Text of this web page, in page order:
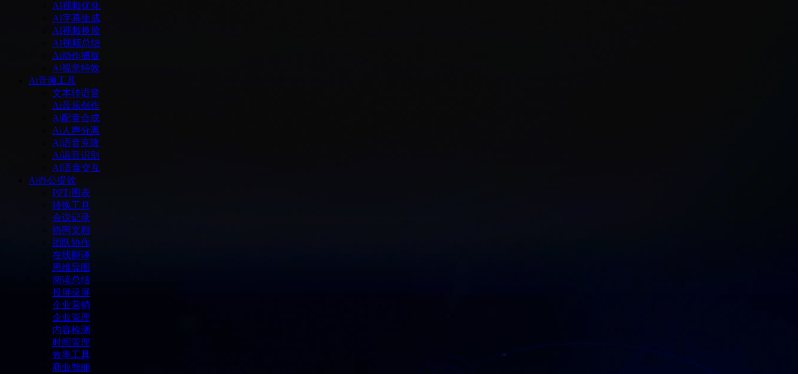
AI视频优化
AI字幕生成
AI视频换脸
AI视频总结
Ai动作捕捉
Ai视觉特效
Ai音频工具
文本转语音
Ai音乐创作
Ai配音合成
Ai人声分离
Ai语音克隆
Ai语音识别
AI语音交互
Ai办公提效
PPT/图表
转换工具
会议记录
协同文档
团队协作
在线翻译
思维导图
阅读总结
投屏录屏
企业营销
企业管理
内容检测
时间管理
效率工具
商业智能